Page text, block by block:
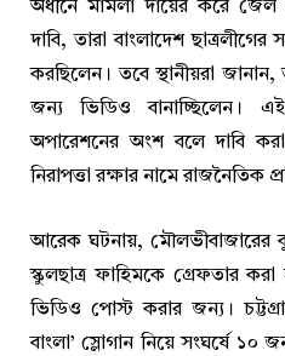
অধীনে মামলা দায়ের করে
দাবি, তারা বাংলাদেশ
করছিলেন। তবে স্থানীয়রা
জন্য ভিডিও বানাচ্ছিলেন।
অপারেশনের অংশ বলে দাবি
নিরাপত্তা রক্ষার নামে রাজনৈতিক
আরেক ঘটনায়, মৌলভীবাজারের
স্কুলছাত্র ফাহিমকে গ্রেফতার
ভিডিও পোস্ট করার জন্য।
বাংলা’ স্লোগান নিয়ে